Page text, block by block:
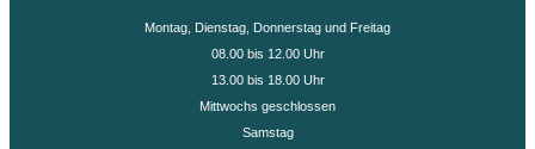
Montag, Dienstag, Donnerstag und Freitag
08.00 bis 12.00 Uhr
13.00 bis 18.00 Uhr
Mittwochs geschlossen
Samstag